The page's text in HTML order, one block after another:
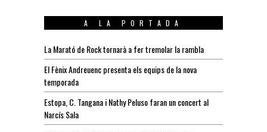
A LA PORTADA
La Marató de Rock tornarà a fer tremolar la rambla
El Fènix Andreuenc presenta els equips de la nova
temporada
Estopa, C. Tangana i Nathy Peluso faran un concert al
Narcís Sala